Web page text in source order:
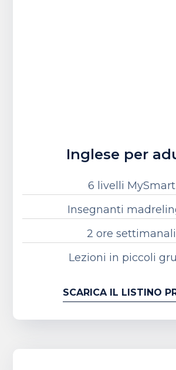
Inglese per
6 livelli MySmart
Insegnanti
2 ore settimanali
Lezioni in piccoli
SCARICA IL LISTINO